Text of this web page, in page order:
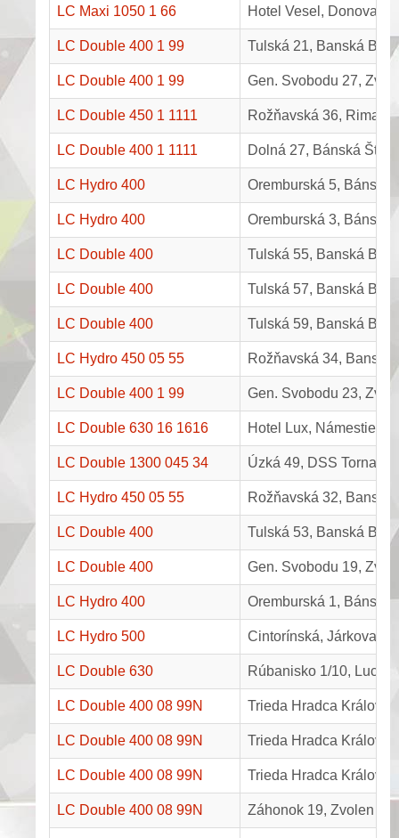
LC Maxi 1050 1 66 Hotel Vesel, Donovaly
LC Double 400 1 99 Tulská 21, Banská
LC Double 400 1 99 Gen. Svobodu 27,
LC Double 450 1 1111 Rožňavská 36,
LC Double 400 1 1111 Dolná 27, Bánská
LC Hydro 400 Oremburská 5, Bánská
LC Hydro 400 Oremburská 3, Bánská
LC Double 400 Tulská 55, Banská
LC Double 400 Tulská 57, Banská
LC Double 400 Tulská 59, Banská
LC Hydro 450 05 55 Rožňavská 34, Banská
LC Double 400 1 99 Gen. Svobodu 23,
LC Double 630 16 1616 Hotel Lux, Námestie
LC Double 1300 045 34 Úzká 49, DSS Tornaľa
LC Hydro 450 05 55 Rožňavská 32, Banská
LC Double 400 Tulská 53, Banská
LC Double 400 Gen. Svobodu 19,
LC Hydro 400 Oremburská 1, Bánská
LC Hydro 500 Cintorínská, Járkova-F,
LC Double 630 Rúbanisko 1/10,
LC Double 400 08 99N Trieda Hradca Králové
LC Double 400 08 99N Trieda Hradca Králové
LC Double 400 08 99N Trieda Hradca Králové
LC Double 400 08 99N Záhonok 19, Zvolen